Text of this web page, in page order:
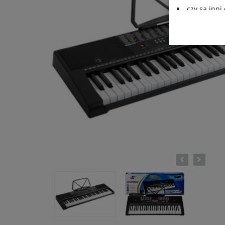
czy są inni
jakie
wszelkich
oraz
ochrony
z dnia 27
danych
korzystania z
na
Cookies.
Wszelkie
Danych, pod